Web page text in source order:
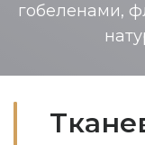
гобеленами,